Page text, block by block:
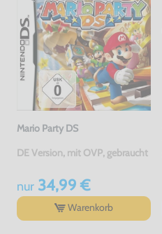
Mario Party DS
DE Version, mit OVP, gebraucht
nur34,99 €
Warenkorb